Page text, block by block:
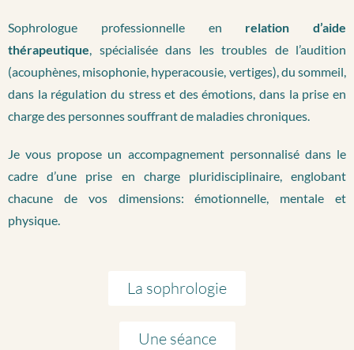
Sophrologue professionnelle en relation d’aide
thérapeutique, spécialisée dans les troubles de l’audition
(acouphènes, misophonie, hyperacousie, vertiges), du sommeil,
dans la régulation du stress et des émotions, dans la prise en
charge des personnes souffrant de maladies chroniques.
Je vous propose un accompagnement personnalisé dans le
cadre d’une prise en charge pluridisciplinaire, englobant
chacune de vos dimensions: émotionnelle, mentale et
physique.
La sophrologie
Une séance